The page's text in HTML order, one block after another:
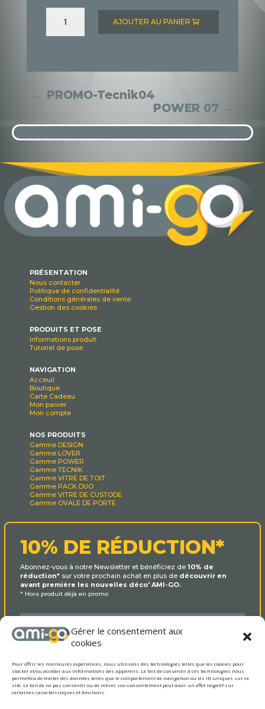
Gérer le consentement aux
cookies
Pour offrir les meilleures expériences, nous utilisons des technologies telles que les cookies pour
stocker et/ou accéder aux informations des appareils. Le fait de consentir à ces technologies nous
permettra de traiter des données telles que le comportement de navigation ou les ID uniques sur ce
site. Le fait de ne pas consentir ou de retirer son consentement peut avoir un effet négatif sur
certaines caractéristiques et fonctions.
quantité
à
AJOUTER AU PANIER
← PROMO-Tecnik04
POWER 07 →
PRÉSENTATION
Nous contacter
Politique de confidentialité
Conditions générales de vente
Gestion des cookies
PRODUITS ET POSE
Informations produit
Tutoriel de pose
NAVIGATION
Acceuil
Boutique
Carte Cadeau
Mon panier
Mon compte
NOS PRODUITS
Gamme DESIGN
Gamme LOVER
Gamme POWER
Gamme TECNIK
Gamme VITRE DE TOIT
Gamme PACK DUO
Gamme VITRE DE CUSTODE
Gamme OVALE DE PORTE
10% DE RÉDUCTION*
Abonnez-vous à notre Newsletter et bénéficiez de 10% de
réduction*sur votre prochain achat en plus de découvrir en
avant première les nouvelles déco' AMI-GO.
* Hors produit déjà en promo
OUI MERCI !